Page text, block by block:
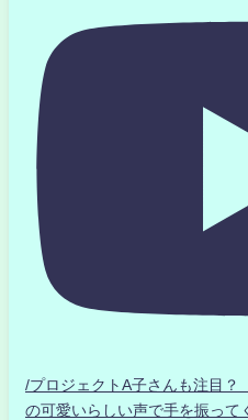
/プロジェクトA子さんも注
の可愛いらしい声で手を振っ